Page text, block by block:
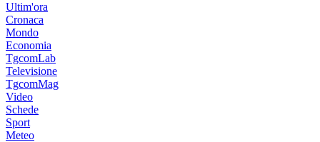
Ultim'ora
Cronaca
Mondo
Economia
TgcomLab
Televisione
TgcomMag
Video
Schede
Sport
Meteo